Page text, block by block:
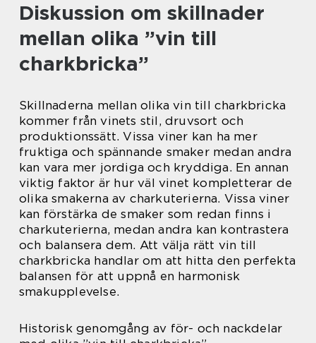
Diskussion om skillnader
mellan olika ”vin till
charkbricka”
Skillnaderna mellan olika vin till charkbricka
kommer från vinets stil, druvsort och
produktionssätt. Vissa viner kan ha mer
fruktiga och spännande smaker medan andra
kan vara mer jordiga och kryddiga. En annan
viktig faktor är hur väl vinet kompletterar de
olika smakerna av charkuterierna. Vissa viner
kan förstärka de smaker som redan finns i
charkuterierna, medan andra kan kontrastera
och balansera dem. Att välja rätt vin till
charkbricka handlar om att hitta den perfekta
balansen för att uppnå en harmonisk
smakupplevelse.
Historisk genomgång av för- och nackdelar